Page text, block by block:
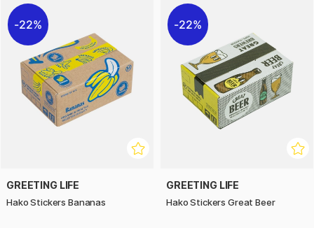
22%
GREETING LIFE
Hako Stickers Bananas
22%
GREETING LIFE
Hako Stickers Great Beer